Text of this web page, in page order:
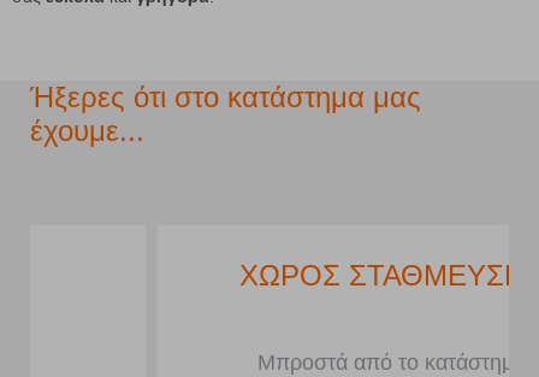
Ήξερες ότι στο κατάστημα μας
έχουμε...
ΧΩΡΟΣ ΣΤΑΘΜΕΥΣΗΣ
Μπροστά από το κατάστημα